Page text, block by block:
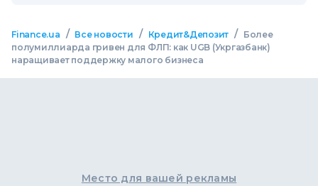
Finance.ua / Все новости / Кредит&Депозит /
Более
полумиллиарда гривен для ФЛП: как UGB (Укргазбанк)
наращивает поддержку малого бизнеса
Место для вашей рекламы